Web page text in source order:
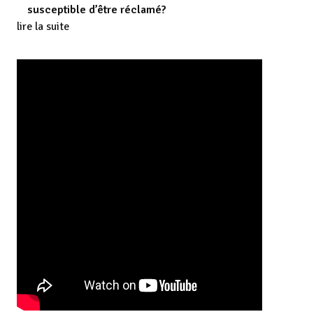
susceptible d’être réclamé?
lire la suite